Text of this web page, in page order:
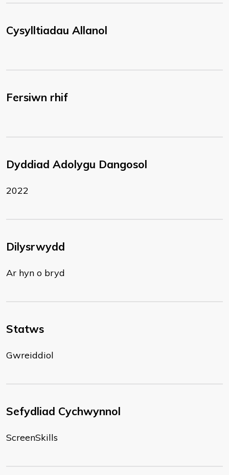
Cysylltiadau Allanol
Fersiwn rhif
Dyddiad Adolygu Dangosol
2022
Dilysrwydd
Ar hyn o bryd
Statws
Gwreiddiol
Sefydliad Cychwynnol
ScreenSkills